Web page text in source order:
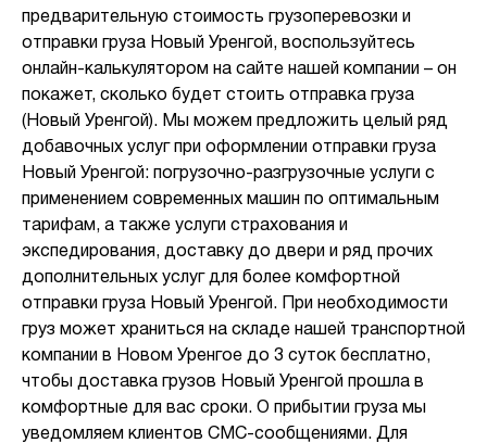
предварительную стоимость грузоперевозки и
отправки груза Новый Уренгой, воспользуйтесь
онлайн-калькулятором на сайте нашей компании – он
покажет, сколько будет стоить отправка груза
(Новый Уренгой). Мы можем предложить целый ряд
добавочных услуг при оформлении отправки груза
Новый Уренгой: погрузочно-разгрузочные услуги с
применением современных машин по оптимальным
тарифам, а также услуги страхования и
экспедирования, доставку до двери и ряд прочих
дополнительных услуг для более комфортной
отправки груза Новый Уренгой. При необходимости
груз может храниться на складе нашей транспортной
компании в Новом Уренгое до 3 суток бесплатно,
чтобы доставка грузов Новый Уренгой прошла в
комфортные для вас сроки. О прибытии груза мы
уведомляем клиентов СМС-сообщениями. Для